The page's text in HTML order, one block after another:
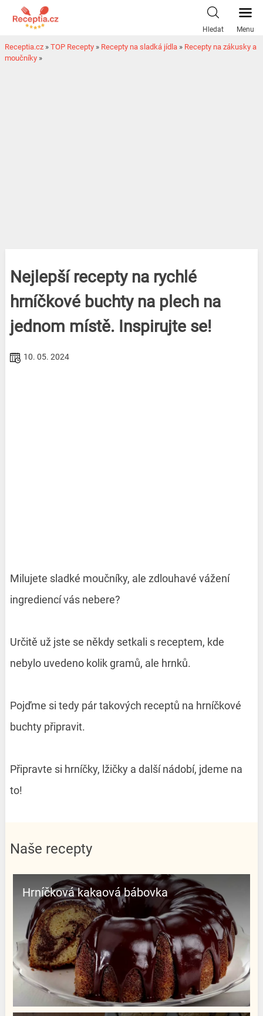
Hledat Menu
Receptia.cz » TOP Recepty » Recepty na sladká jídla » Recepty na zákusky a
moučníky »
Nejlepší recepty na rychlé
hrníčkové buchty na plech na
jednom místě. Inspirujte se!
10. 05. 2024
Milujete sladké moučníky, ale zdlouhavé vážení
ingrediencí vás nebere?
Určitě už jste se někdy setkali s receptem, kde
nebylo uvedeno kolik gramů, ale hrnků.
Pojďme si tedy pár takových receptů na hrníčkové
buchty připravit.
Připravte si hrníčky, lžičky a další nádobí, jdeme na
to!
Naše recepty
Hrníčková kakaová bábovka